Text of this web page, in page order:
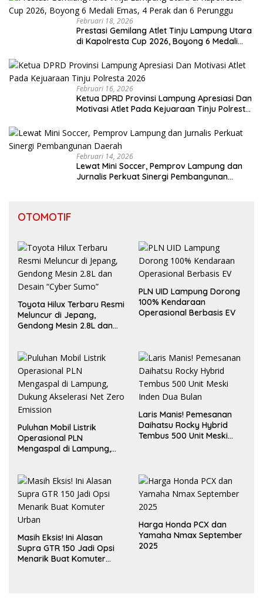
Februari 18, 2026
Prestasi Gemilang Atlet Tinju Lampung Utara
di Kapolresta Cup 2026, Boyong 6 Medali
Februari 16, 2026
Ketua DPRD Provinsi Lampung Apresiasi Dan
Motivasi Atlet Pada Kejuaraan Tinju Polresta
Februari 14, 2026
Lewat Mini Soccer, Pemprov Lampung dan
Jurnalis Perkuat Sinergi Pembangunan
OTOMOTIF
Toyota Hilux Terbaru Resmi
Meluncur di Jepang,
Gendong Mesin 2.8L dan
PLN UID Lampung Dorong
100% Kendaraan
Operasional Berbasis EV
Puluhan Mobil Listrik
Operasional PLN
Mengaspal di Lampung,
Laris Manis! Pemesanan
Daihatsu Rocky Hybrid
Tembus 500 Unit Meski
Masih Eksis! Ini Alasan
Supra GTR 150 Jadi Opsi
Menarik Buat Komuter
Harga Honda PCX dan
Yamaha Nmax September
2025